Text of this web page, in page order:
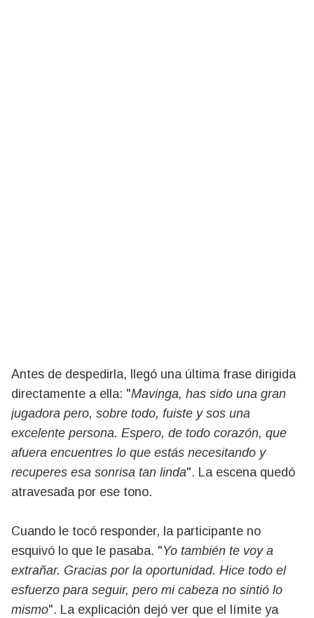
Antes de despedirla, llegó una última frase dirigida
directamente a ella: "Mavinga, has sido una gran
jugadora pero, sobre todo, fuiste y sos una
excelente persona. Espero, de todo corazón, que
afuera encuentres lo que estás necesitando y
recuperes esa sonrisa tan linda". La escena quedó
atravesada por ese tono.
Cuando le tocó responder, la participante no
esquivó lo que le pasaba. "Yo también te voy a
extrañar. Gracias por la oportunidad. Hice todo el
esfuerzo para seguir, pero mi cabeza no sintió lo
mismo". La explicación dejó ver que el límite ya